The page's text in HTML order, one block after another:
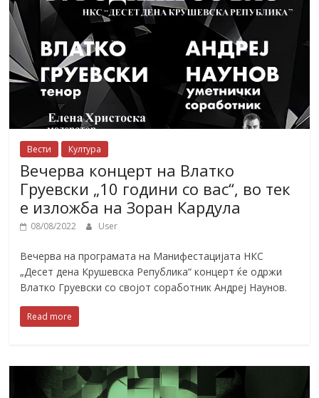
Вести Култура
Вечерва концерт на Влатко
Груевски „10 години со вас“, во тек
е изложба на Зоран Кардула
08/08/2022 User
Вечерва на програмата на Манифестацијата НКС
„Десет дена Крушевска Република“ концерт ќе одржи
Влатко Груевски со својот соработник Андреј Наунов.
Read more